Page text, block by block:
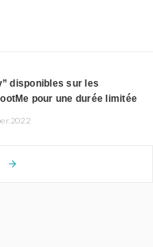
disponibles sur les
pour une durée limitée
arrow_forward